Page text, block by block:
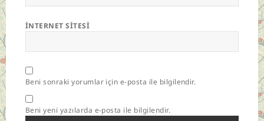
İNTERNET SITESI
Beni sonraki yorumlar için e-posta ile bilgilendir.
Beni yeni yazılarda e-posta ile bilgilendir.